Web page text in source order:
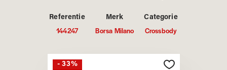
Referentie
144247
Merk
Borsa Milano
Categorie
Crossbody
- 33%